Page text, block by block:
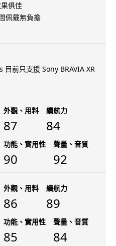
俱佳
佩戴無負擔
前只支援 Sony BRAVIA XR
外觀、用料
87
續航力
84
功能、實用性
90
聲量、音質
92
外觀、用料
86
續航力
89
功能、實用性
85
聲量、音質
84